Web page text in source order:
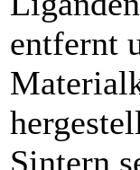
entfernt
Sintern